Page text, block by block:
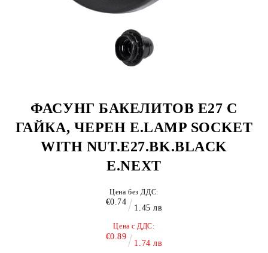
ФАСУНГ БАКЕЛИТОВ Е27 С
ГАЙКА, ЧЕРЕН E.LAMP SOCKET
WITH NUT.E27.BK.BLACK
E.NEXT
Цена без ДДС:
€0.74
1.45 лв
Цена с ДДС:
€0.89
1.74 лв